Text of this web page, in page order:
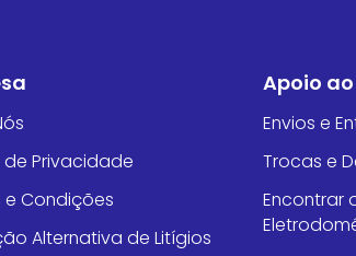
Privacidade
e Condições
Alternativa de Litígios
Apoio
Envios e
Trocas e
Encontrar